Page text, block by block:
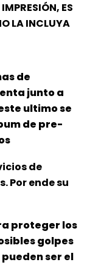
ES
LA INCLUYA
de
junto a
ultimo se
de pre-
de
Por ende su
proteger los
golpes
ser el